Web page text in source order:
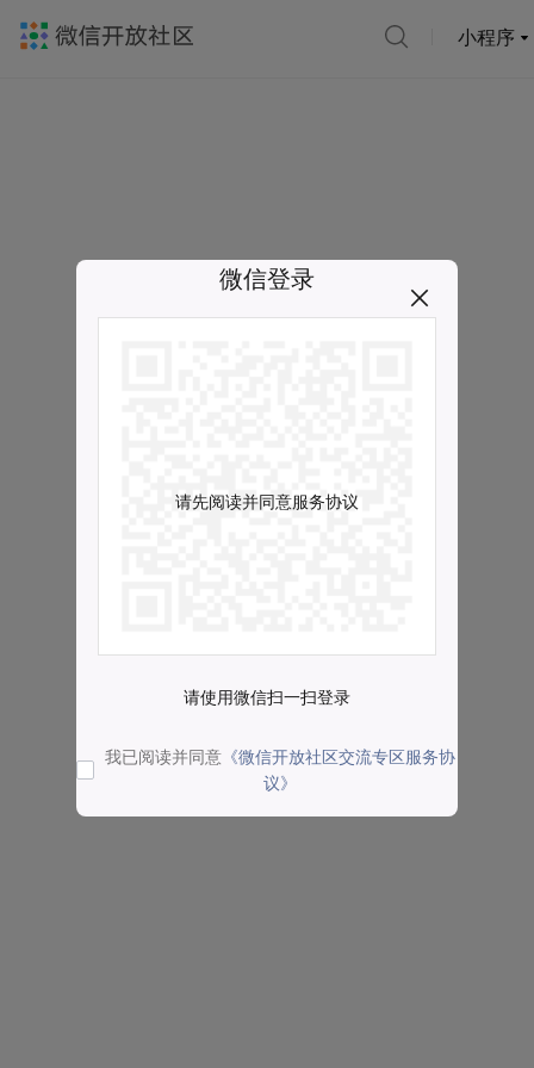
小程序
微信登录
请先阅读并同意服务协议
请使用微信扫一扫登录
我已阅读并同意 《微信开放社区交流专区服务协
议》